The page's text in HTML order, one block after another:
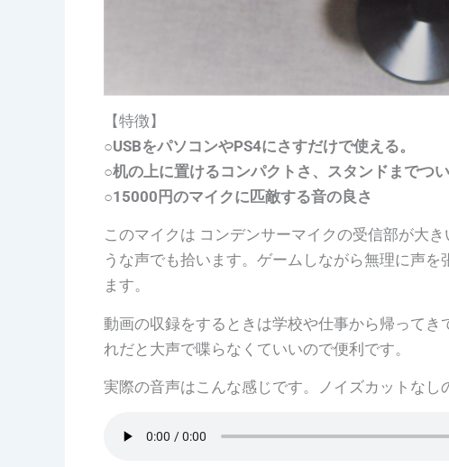
【特徴】
○USBをパソコンやPS4にさすだけで使える。
○机の上に置けるコンパクトさ、スタンドまでつ
○15000円のマイクに匹敵する音の良さ
このマイクは コンデンサーマイクの受信部が大
うな声でも拾います。ゲームしながら無理に声
ます。
動画の収録をするときは学校や仕事から帰って
れだと大声で喋らなくていいので便利です。
実際の音声はこんな感じです。ノイズカットなし